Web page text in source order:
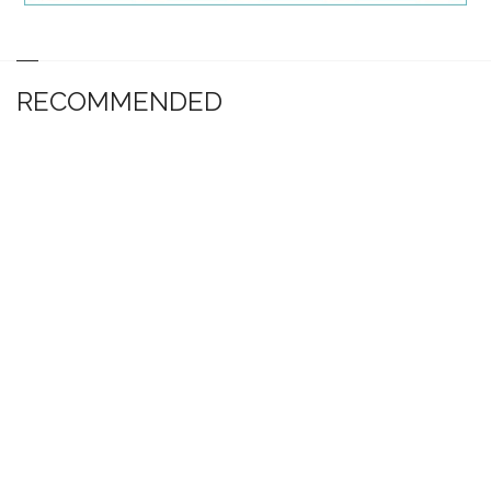
RECOMMENDED